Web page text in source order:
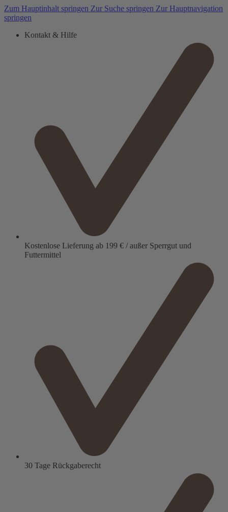
Zum Hauptinhalt springen Zur Suche springen Zur Hauptnavigation
springen
Kontakt & Hilfe
Kostenlose Lieferung ab 199 € / außer Sperrgut und
Futtermittel
30 Tage Rückgaberecht